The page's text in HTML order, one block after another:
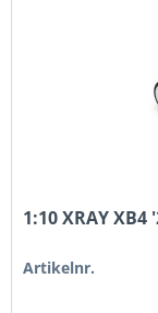
1:10 XRAY
Artikelnr.